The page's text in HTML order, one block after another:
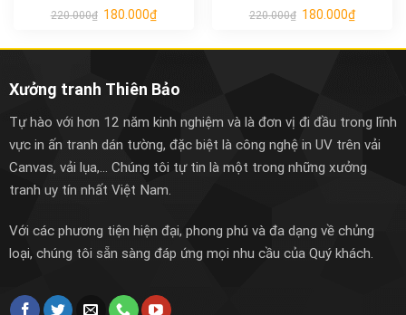
220.000₫ 180.000₫ 220.000₫ 180.000₫
Xưởng tranh Thiên Bảo
Tự hào với hơn 12 năm kinh nghiệm và là đơn vị đi đầu trong lĩnh
vực in ấn tranh dán tường, đặc biệt là công nghệ in UV trên vải
Canvas, vải lụa,... Chúng tôi tự tin là một trong những xưởng
tranh uy tín nhất Việt Nam.
Với các phương tiện hiện đại, phong phú và đa dạng về chủng
loại, chúng tôi sẵn sàng đáp ứng mọi nhu cầu của Quý khách.